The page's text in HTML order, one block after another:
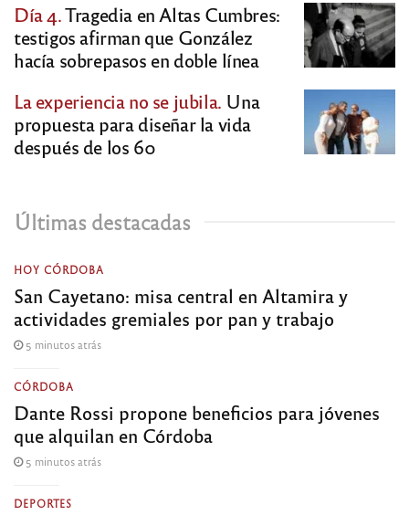
Día 4.Tragedia en Altas Cumbres:
testigos afirman que González
hacía sobrepasos en doble línea
La experiencia no se jubila. Una
propuesta para diseñar la vida
después de los 60
Últimas destacadas
HOY CÓRDOBA
San Cayetano: misa central en Altamira y
actividades gremiales por pan y trabajo
5 minutos atrás
CÓRDOBA
Dante Rossi propone beneficios para jóvenes
que alquilan en Córdoba
5 minutos atrás
DEPORTES